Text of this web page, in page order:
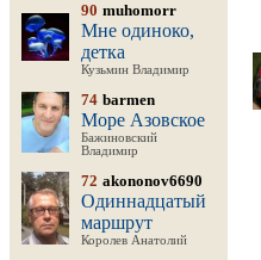
90 muhomorr
Мне одиноко,
детка
Кузьмин Владимир
74 barmen
Море Азовское
Бажиновский
Владимир
72 akononov6690
Одиннадцатый
маршрут
Королев Анатолий